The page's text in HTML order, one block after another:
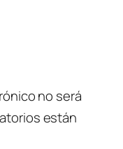
no será
están